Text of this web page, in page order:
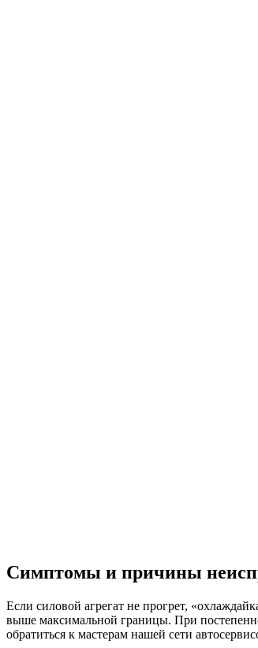
Симптомы и причины
Если силовой агрегат не прогрет,
выше максимальной границы. При
обратиться к мастерам нашей сети